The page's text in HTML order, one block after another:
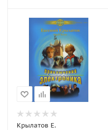
Крылатов Е.